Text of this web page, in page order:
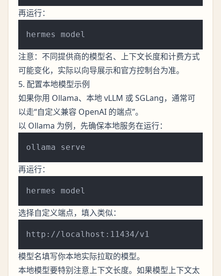
再运行：
注意：不同提供商的模型名、上下文长度和计费方式
可能变化，实际以向导展示和官方控制台为准。
5. 配置本地模型示例
如果你用 Ollama、本地 vLLM 或 SGLang，通常可
以走“自定义兼容 OpenAI 的端点”。
以 Ollama 为例，先确保本地服务在运行：
再运行：
选择自定义端点，填入类似：
模型名填写你本地实际拉取的模型。
本地模型要特别注意上下文长度。如果模型上下文太